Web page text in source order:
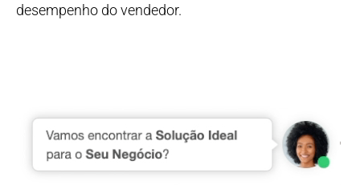
desempenho do vendedor.